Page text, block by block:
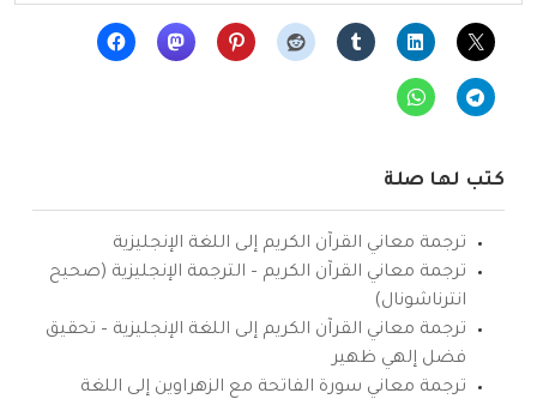
كتب لها صلة
ترجمة معاني القرآن الكريم إلى اللغة الإنجليزية
ترجمة معاني القرآن الكريم – الترجمة الإنجليزية (صحيح
انترناشونال)
ترجمة معاني القرآن الكريم إلى اللغة الإنجليزية – تحقيق
فضل إلهي ظهير
ترجمة معاني سورة الفاتحة مع الزهراوين إلى اللغة